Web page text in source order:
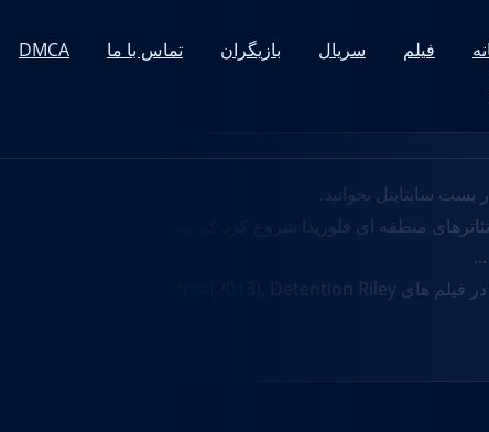
فیلم سریال بازیگران تماس با ما DMCA
منطقه ای فلوریدا شروع کرد که منجر به جهش به تلویزیون
بازیگر فیلم و سریال Shanley Caswell در سال 03 December, 1991 Sarasota, Florida, USA به دنیا آمد. این بازیگر با قد 5' 4" (1.63 m) در فیلم های The Conjuring Andrea(2013), Detention Riley